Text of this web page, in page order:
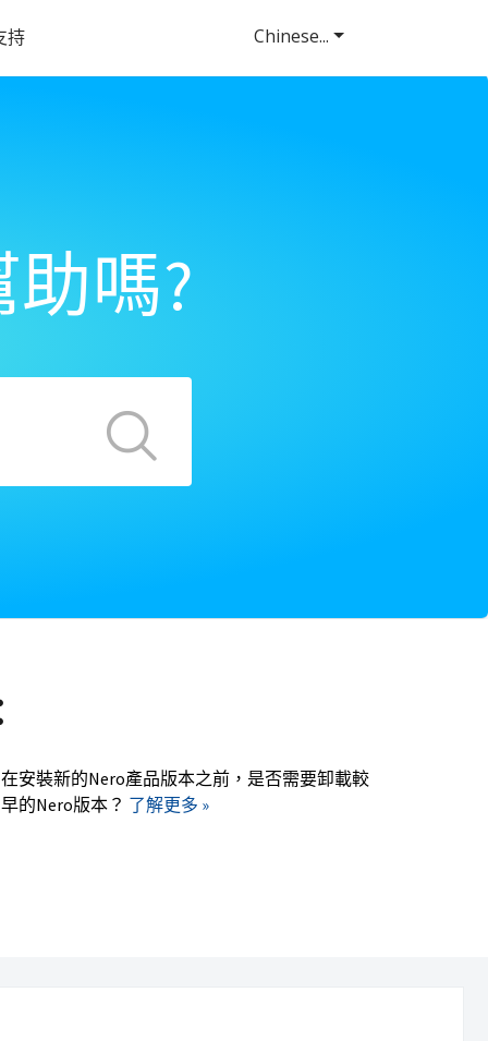
持
嗎?
在安裝新的Nero產品版本之前，是否需要卸載較
早的Nero版本？ 了解更多 »
Chinese...